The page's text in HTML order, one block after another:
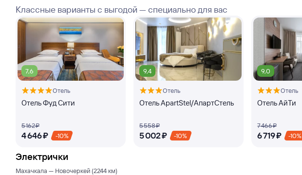
Классные варианты с выгодой — специально для вас
7,6
Отель
Отель Фуд Сити
5 ⁠162 ⁠₽
4 ⁠646 ⁠₽ -10%
9,4
Отель
Отель ApartStel/АпартСтель
5 ⁠558 ⁠₽
5 ⁠002 ⁠₽ -10%
9,0
Отель
Отель АйТи
7 ⁠466 ⁠₽
6 ⁠719 ⁠₽ -10%
Электрички
Махачкала — Новочеркей (2244 км)